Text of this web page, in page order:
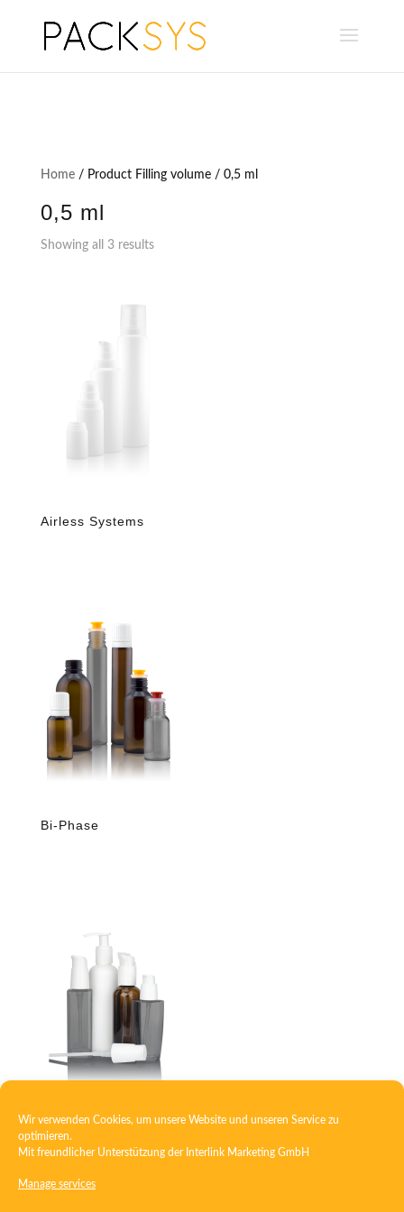
Wir verwenden Cookies, um unsere Website und unseren Service zu
optimieren.
Mit freundlicher Unterstützung der Interlink Marketing GmbH
Manage services
Home/ Product Filling volume / 0,5 ml
0,5 ml
Showing all 3 results
Airless Systems
Bi-Phase
Lotion pump